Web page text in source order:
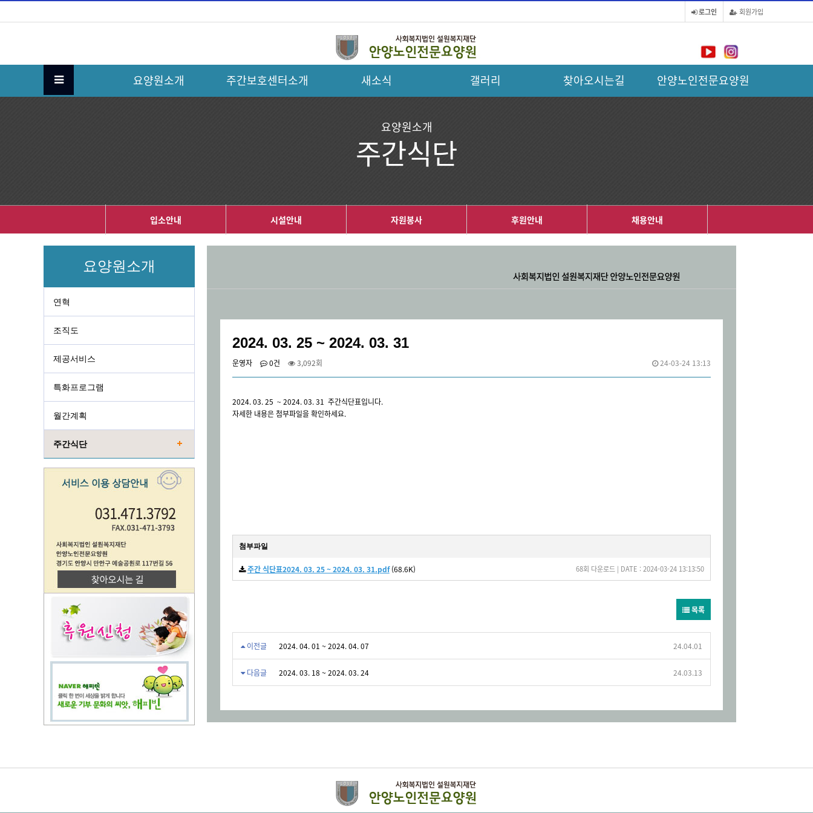
회원가입
로그인
요양원소개 주간보호센터소개 새소식 갤러리 찾아오시는길 안양노인전문요양원
요양원소개
주간식단
입소안내 시설안내 자원봉사 후원안내 채용안내
요양원소개
연혁
조직도
제공서비스
특화프로그램
월간계획
주간식단
2024. 03. 25 ~ 2024. 03. 31
운영자 0건 3,092회 24-03-24 13:13
2024. 03. 25 ~ 2024. 03. 31 주간식단표입니다.
자세한 내용은 첨부파일을 확인하세요.
첨부파일
주간 식단표2024. 03. 25 ~ 2024. 03. 31.pdf(68.6K) 68회 다운로드 | DATE : 2024-03-24 13:13:50
목록
이전글 2024. 04. 01 ~ 2024. 04. 07 24.04.01
다음글 2024. 03. 18 ~ 2024. 03. 24 24.03.13